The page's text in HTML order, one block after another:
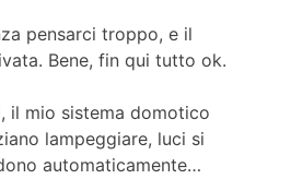
pensarci troppo, e il
Bene, fin qui tutto ok.
il mio sistema domotico
lampeggiare, luci si
automaticamente…